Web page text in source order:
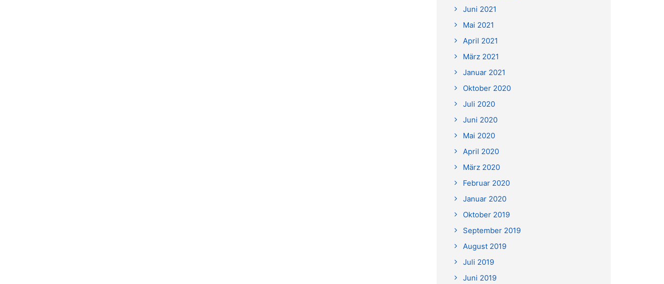
Juni 2021
Mai 2021
April 2021
März 2021
Januar 2021
Oktober 2020
Juli 2020
Juni 2020
Mai 2020
April 2020
März 2020
Februar 2020
Januar 2020
Oktober 2019
September 2019
August 2019
Juli 2019
Juni 2019